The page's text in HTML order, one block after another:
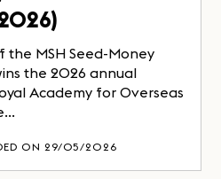
the MSH Seed-Money
the 2026 annual
Academy for Overseas
ON 29/05/2026